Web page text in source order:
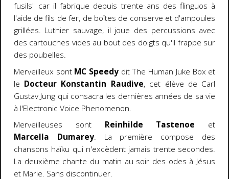
fusils" car il fabrique depuis trente ans des flinguos à
l'aide de fils de fer, de boîtes de conserve et d'ampoules
grillées. Luthier sauvage, il joue des percussions avec
des cartouches vides au bout des doigts qu'il frappe sur
des poubelles.
Merveilleux sont MC Speedy dit The Human Juke Box et
le Docteur Konstantin Raudive, cet élève de Carl
Gustav Jung qui consacra les dernières années de sa vie
à l'Electronic Voice Phenomenon.
Merveilleuses sont
Reinhilde Tastenoe
et
Marcella Dumarey. La première compose des
chansons haïku qui n'excèdent jamais trente secondes.
La deuxième chante du matin au soir des odes à Jésus
et Marie. Sans discontinuer.